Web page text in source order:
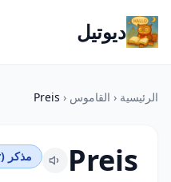
ديوتيل
الرئيسية ‹ القاموس ‹
Preis
Preis مذكر (der)